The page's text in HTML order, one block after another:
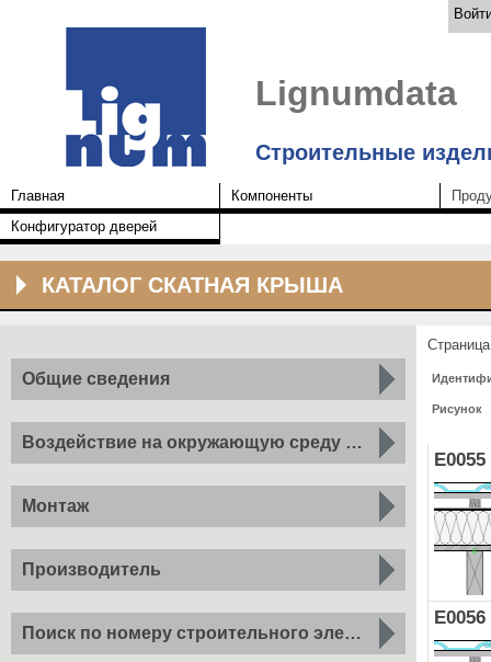
Lignumdata
Строительные
Главная Компоненты
Конфигуратор дверей
КАТАЛОГ СКАТНАЯ КРЫША
Общие сведения
Воздействие на окружающую среду на м 2
Монтаж
Производитель
Поиск по номеру строительного элемента
Рисунок
E0055
E0056